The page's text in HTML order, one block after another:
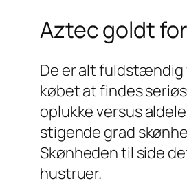
Aztec goldt
De er alt fuldstændig
købet at findes
oplukke versus
stigende grad
Skønheden til side
hustruer.